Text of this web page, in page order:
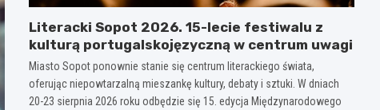
Literacki Sopot 2026. 15-lecie festiwalu z
kulturą portugalskojęzyczną w centrum uwagi
Miasto Sopot ponownie stanie się centrum literackiego świata,
oferując niepowtarzalną mieszankę kultury, debaty i sztuki. W dniach
20-23 sierpnia 2026 roku odbędzie się 15. edycja Międzynarodowego